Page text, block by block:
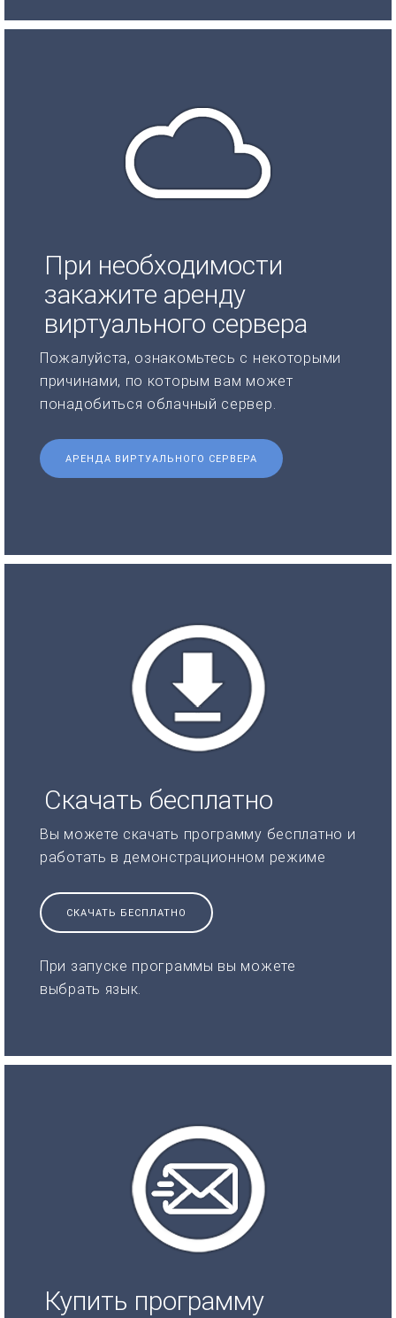
При необходимости
закажите аренду
виртуального сервера
Пожалуйста, ознакомьтесь с некоторыми
причинами, по которым вам может
понадобиться облачный сервер.
АРЕНДА ВИРТУАЛЬНОГО СЕРВЕРА
Скачать бесплатно
Вы можете скачать программу бесплатно и
работать в демонстрационном режиме
СКАЧАТЬ БЕСПЛАТНО
При запуске программы вы можете
выбрать язык.
Купить программу